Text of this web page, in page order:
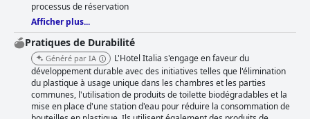
processus de réservation
Afficher plus...
Pratiques de Durabilité
Généré par IA
L'Hotel Italia s'engage en faveur du
développement durable avec des initiatives telles que l'élimination
du plastique à usage unique dans les chambres et les parties
communes, l'utilisation de produits de toilette biodégradables et la
mise en place d'une station d'eau pour réduire la consommation de